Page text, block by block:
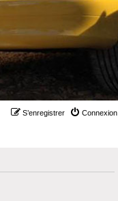
Connexion
S’enregistrer